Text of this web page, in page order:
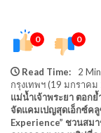
0 0
Read Time:
2
กรุงเทพฯ (19 มกราค
แม่น้ำเจ้าพระยา ตอก
จัดแคมเปญสุดเอ็กซ์ค
Experience” ชวนสม